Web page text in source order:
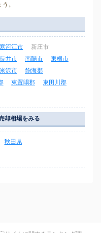
。
寒河江市
新庄市
長井市 南陽市
東根市
米沢市
飽海郡
東置賜郡
東田川郡
却相場をみる
秋田県